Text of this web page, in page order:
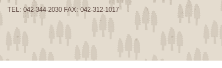
TEL: 042-344-2030 FAX: 042-312-1017